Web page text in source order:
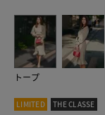
トープ
LIMITED THE CLASSE